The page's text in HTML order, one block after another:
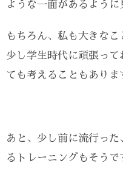
ような一面があるように
もちろん、私も大きな
少し学生時代に頑張っ
ても考えることもありま
あと、少し前に流行っ
るトレーニングもそうで